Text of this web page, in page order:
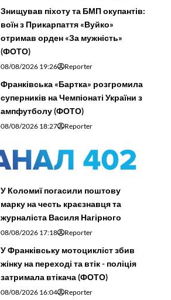
Знищував піхоту та БМП окупантів:
воїн з Прикарпаття «Вуйко»
отримав орден «За мужність»
(ФОТО)
08/08/2026 19:26 Reporter
Франківська «Бартка» розгромила
суперників на Чемпіонаті України з
ампфутболу (ФОТО)
08/08/2026 18:27 Reporter
У Коломиї погасили поштову
марку на честь краєзнавця та
журналіста Василя Нагірного
08/08/2026 17:18 Reporter
У Франківську мотоцикліст збив
жінку на переході та втік - поліція
затримала втікача (ФОТО)
08/08/2026 16:04 Reporter